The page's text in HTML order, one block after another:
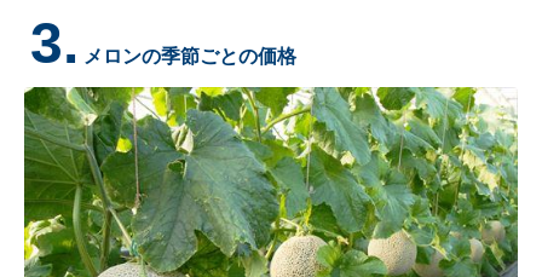
3. メロンの季節ごとの価格